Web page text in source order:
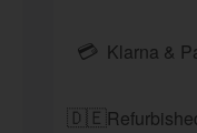
💳 Klarna &
🇩🇪